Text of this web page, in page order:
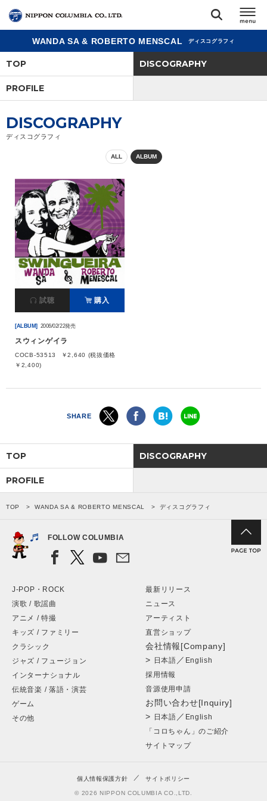
アーティスト
ランキング
オーディション
直営ショップ
サイトマップ
お問い合わせ
WANDA SA & ROBERTO MENSCAL ディスコグラフィ
TOP DISCOGRAPHY
PROFILE
DISCOGRAPHY
ディスコグラフィ
ALL ALBUM
試聴 購入
[ALBUM] 2006/02/22発売
スウィンゲイラ
COCB-53513
￥2,640 (税抜価格
￥2,400)
SHARE
TOP DISCOGRAPHY
PROFILE
TOP WANDA SA & ROBERTO MENSCAL ディスコグラフィ
FOLLOW COLUMBIA
J-POP・ROCK
演歌 / 歌謡曲
アニメ / 特撮
キッズ / ファミリー
クラシック
ジャズ / フュージョン
インターナショナル
伝統音楽 / 落語・演芸
ゲーム
その他
最新リリース
ニュース
アーティスト
直営ショップ
会社情報[Company]
> 日本語 ／ English
採用情報
音源使用申請
お問い合わせ[Inquiry]
> 日本語 ／ English
「コロちゃん」のご紹介
サイトマップ
個人情報保護方針 サイトポリシー
© 2026 NIPPON COLUMBIA CO.,LTD.